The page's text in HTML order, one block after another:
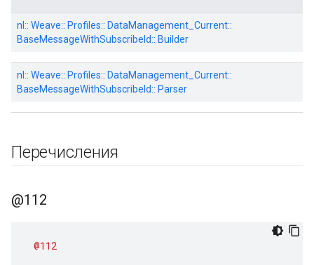
nl:: Weave:: Profiles:: DataManagement_Current::
BaseMessageWithSubscribeId:: Builder
nl:: Weave:: Profiles:: DataManagement_Current::
BaseMessageWithSubscribeId:: Parser
Перечисления
@112
@112